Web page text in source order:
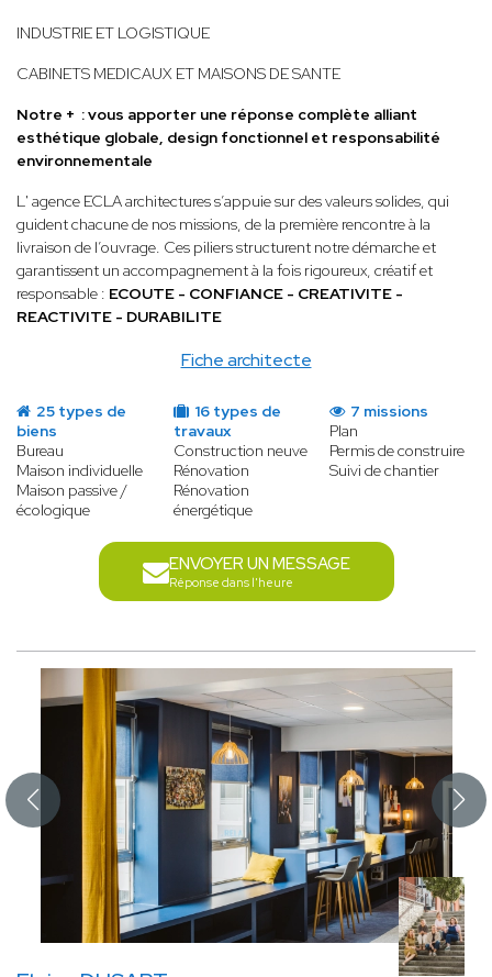
Fiche architecte
INDUSTRIE ET LOGISTIQUE
CABINETS MEDICAUX ET MAISONS DE SANTE
Notre + : vous apporter une réponse complète alliant
esthétique globale, design fonctionnel et responsabilité
environnementale
L' agence ECLA architectures s’appuie sur des valeurs solides, qui
guident chacune de nos missions, de la première rencontre à la
livraison de l’ouvrage. Ces piliers structurent notre démarche et
garantissent un accompagnement à la fois rigoureux, créatif et
responsable : ECOUTE - CONFIANCE - CREATIVITE -
REACTIVITE - DURABILITE
25 types de
biens
Bureau
Maison individuelle
Maison passive /
écologique
16 types de
travaux
Construction neuve
Rénovation
Rénovation
énergétique
7 missions
Plan
Permis de construire
Suivi de chantier
ENVOYER UN MESSAGE
Réponse dans l'heure